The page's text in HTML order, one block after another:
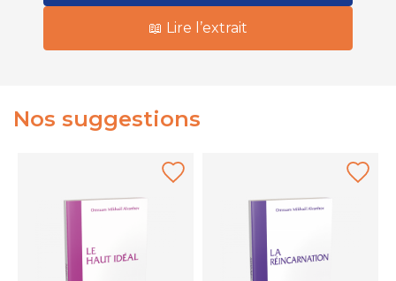
📖 Lire l’extrait
Nos suggestions